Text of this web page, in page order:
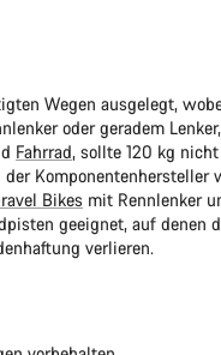
Wegen ausgelegt,
oder geradem Lenker,
Fahrrad, sollte 120 kg
Bikes mit Rennlenker
geeignet, auf denen
verlieren.